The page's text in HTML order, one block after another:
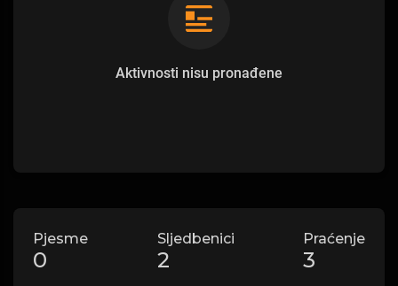
Aktivnosti nisu pronađene
Pjesme
0
Sljedbenici
2
Praćenje
3